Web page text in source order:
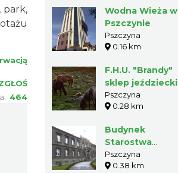
park,
464
Wodna Wieża w
Pszczynie
Pszczyna
0.16 km
F.H.U. "Brandy"
sklep jeździecki
Pszczyna
0.28 km
Budynek
Starostwa
Powiatowego w
Pszczynie
Pszczyna
0.38 km